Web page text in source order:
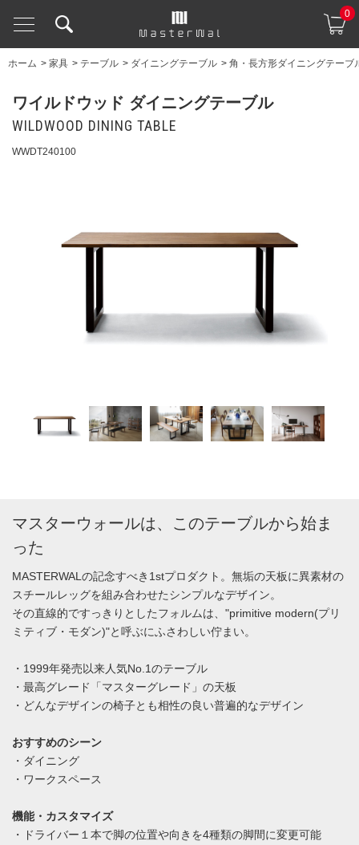
0
ホーム > 家具 > テーブル > ダイニングテーブル > 角・長方形ダイニングテーブ
ワイルドウッド ダイニングテーブル
WILDWOOD DINING TABLE
WWDT240100
マスターウォールは、このテーブルから始ま
った
MASTERWALの記念すべき1stプロダクト。無垢の天板に異素材の
スチールレッグを組み合わせたシンプルなデザイン。
その直線的ですっきりとしたフォルムは、"primitive modern(プリ
ミティブ・モダン)"と呼ぶにふさわしい佇まい。
・1999年発売以来人気No.1のテーブル
・最高グレード「マスターグレード」の天板
・どんなデザインの椅子とも相性の良い普遍的なデザイン
おすすめのシーン
・ダイニング
・ワークスペース
機能・カスタマイズ
・ドライバー１本で脚の位置や向きを4種類の脚間に変更可能